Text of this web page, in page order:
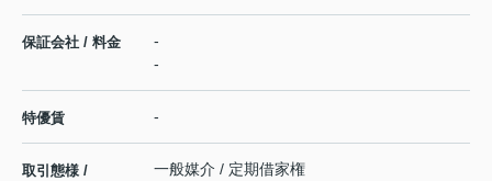
保証会社 / 料金
-
-
特優賃 -
取引態様 /
一般媒介 / 定期借家権